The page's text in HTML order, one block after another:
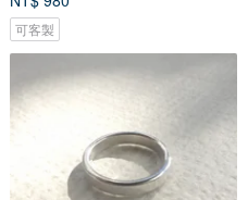
可客製